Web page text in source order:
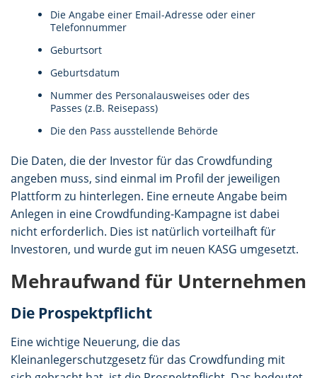
Die Angabe einer Email-Adresse oder einer
Telefonnummer
Geburtsort
Geburtsdatum
Nummer des Personalausweises oder des
Passes (z.B. Reisepass)
Die den Pass ausstellende Behörde
Die Daten, die der Investor für das Crowdfunding
angeben muss, sind einmal im Profil der jeweiligen
Plattform zu hinterlegen. Eine erneute Angabe beim
Anlegen in eine Crowdfunding-Kampagne ist dabei
nicht erforderlich. Dies ist natürlich vorteilhaft für
Investoren, und wurde gut im neuen KASG umgesetzt.
Mehraufwand für Unternehmen
Die Prospektpflicht
Eine wichtige Neuerung, die das
Kleinanlegerschutzgesetz für das Crowdfunding mit